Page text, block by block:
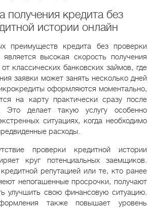
получения кредита без
истории онлайн
преимуществ кредита без проверки
является высокая скорость получения
классических банковских займов, где
заявки может занять несколько дней
оформляются моментально,
на карту практически сразу после
Это делает такую услугу особенно
ситуациях, когда необходимо
расходы.
проверки кредитной истории
круг потенциальных заемщиков.
репутацией или те, кто ранее
непогашенные просрочки, получают
улучшить свою финансовую ситуацию.
также повышает уровень